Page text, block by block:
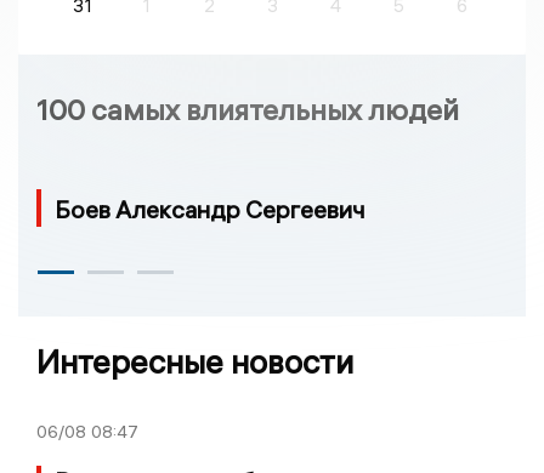
31 1 2 3 4 5 6
100 самых влиятельных людей
Боев Александр Сергеевич
Интересные новости
06/08 08:47